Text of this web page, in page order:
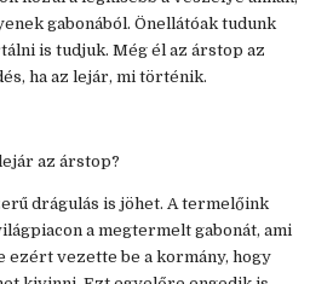
gabonából. Önellátóak tudunk
is tudjuk. Még él az árstop az
ha az lejár, mi történik.
az árstop?
drágulás is jöhet. A termelőink
a megtermelt gabonát, ami
ezért vezette be a kormány, hogy